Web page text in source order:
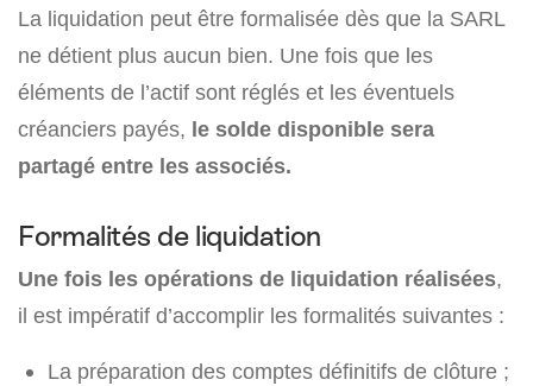
La liquidation peut être formalisée dès que la SARL
ne détient plus aucun bien. Une fois que les
éléments de l’actif sont réglés et les éventuels
créanciers payés, le solde disponible sera
partagé entre les associés.
Formalités de liquidation
Une fois les opérations de liquidation réalisées,
il est impératif d’accomplir les formalités suivantes :
La préparation des comptes définitifs de clôture ;